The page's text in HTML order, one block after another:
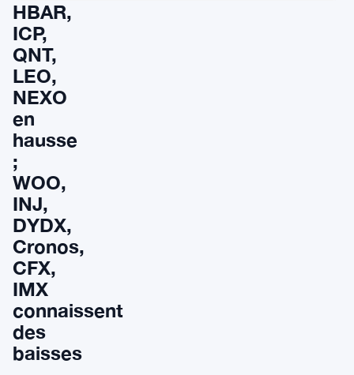
HBAR,
ICP,
QNT,
LEO,
NEXO
en
hausse
;
WOO,
INJ,
DYDX,
Cronos,
CFX,
IMX
connaissent
des
baisses